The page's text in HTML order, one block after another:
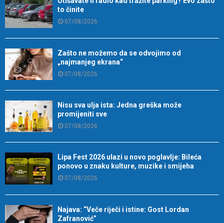
to činite
07/08/2026
Zašto ne možemo da se odvojimo od
„najmanjeg ekrana“
07/08/2026
Nisu sva ulja ista: Jedna greška može
promijeniti sve
07/08/2026
Lipa Fest 2026 ulazi u novo poglavlje: Bileća
ponovo u znaku kulture, muzike i smijeha
07/08/2026
Najava: “Veče riječi i istine: Gost Lordan
Zafranović”